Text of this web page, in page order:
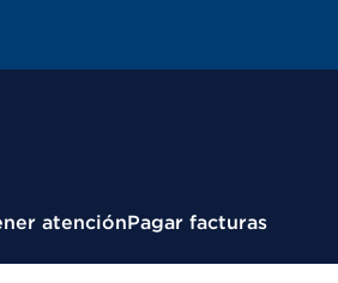
atenciónPagar facturas